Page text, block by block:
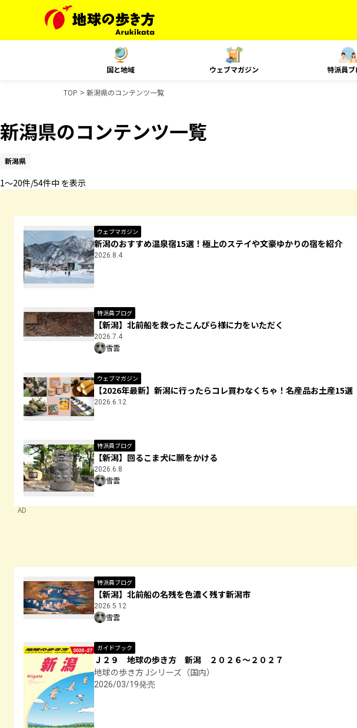
国と地域 ウェブマガジン 特派員ブ
TOP 新潟県のコンテンツ一覧
新潟県のコンテンツ一覧
新潟県
1〜20件/54件中 を表示
ウェブマガジン
新潟のおすすめ温泉宿15選！極上のステイや文豪ゆかりの宿を紹介
2026.8.4
特派員ブログ
【新潟】北前船を救ったこんぴら様に力をいただく
2026.7.4
雪雲
ウェブマガジン
【2026年最新】新潟に行ったらコレ買わなくちゃ！名産品お土産15選
2026.6.12
特派員ブログ
【新潟】回るこま犬に願をかける
2026.6.8
雪雲
AD
特派員ブログ
【新潟】北前船の名残を色濃く残す新潟市
2026.5.12
雪雲
ガイドブック
Ｊ２９ 地球の歩き方 新潟 ２０２６～２０２７
地球の歩き方 Jシリーズ（国内）
2026/03/19発売